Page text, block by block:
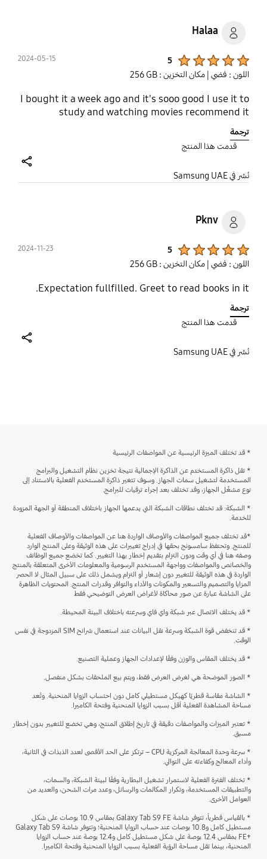
Halaa
5
2024-05-15
اللون : فضي | مكان التخزين : ‎256 GB‎
I bought it a week ago and it's sooo good I use it to
study and watching movies recommend it
ترجمة
قدمت هذا المنتج
نُشر في Samsung UAE
Pknv
5
2024-11-23
اللون : فضي | مكان التخزين : ‎256 GB‎
Expectation fullfilled. Greet to read books in it.
ترجمة
قدمت هذا المنتج
نُشر في Samsung UAE
* قد تختلف الميزة الرئيسية عن المواصفات الرئيسية
* تقل ذاكرة المستخدم عن الذاكرة الإجمالية نتيجة تخزين نظام التشغيل والبرامج
المستخدمة لتشغيل سمات الجهاز. وسوف تتغير ذاكرة المستخدم الفعلية بالاستناد إلى
نوع مشغِّل الجهاز، وقد تختلف بعد إجراء ترقيات للبرامج.
* الشبكة: قد تختلف نطاقات الشبكة التي يدعمها الجهاز باختلاف المنطقة أو الجهة المزودة
للخدمة.
*قد تختلف جميع المواصفات والأوصاف الواردة هنا عن المواصفات والأوصاف الفعلية
للمنتج. وتحتفظ سامسونج بحقها في إدراج تغييرات على هذه الوثيقة وعلى المنتج الوارد
وصفه هنا في أي وقت ودون التزام بتقديم إخطار بهذا التغيير. كما تخضع جميع الوظائف
والخصائص والمواصفات وواجهة المستخدم الرسومية والمعلومات الأخرى المتعلقة بالمنتج
الواردة في هذه الوثيقة للتغيير دون إشعار أو التزام ويشمل ذلك على سبيل المثال لا الحصر
المزايا والتصميم والتسعير والمكونات والأداء والتوافر وقدرات المنتج. المحتويات الظاهرة
على الشاشة عبارة عن صور محاكاة لأغراض العرض التوضيحي فقط
* قد يختلف الاتصال عبر شبكة واي فاي وسرعته باختلاف البيئة المحيطة.
* قد تنخفض قوة الشبكة وسرعة نقل البيانات عند استعمال شرائح SIM المزدوجة في نفس
الوقت.
* قد يختلف المقاس والوزن وفقًا لإعدادات الجهاز وعملية التصنيع.
* الصور الموضحة هي لغرض العرض فقط، ويتم بيع الملحقات بشكل منفصل.
* الشاشة مقاسة قطريًا كهيكل مستطيلي كامل دون احتساب الزوايا المنحنية. وتُعد
مساحة المشاهدة الفعلية أقل بسبب الزوايا المنحنية وفتحة الكاميرا.
* تعتبر الميزات والمواصفات دقيقة في تاريخ إطلاق المنتج، وهي تخضع للتغيير بدون إخطار
مسبق.
* سرعة وحدة المعالجة المركزية CPU – ترتكز على الحد الأقصى لعدد الذبذات في الثانية،
وأداء المعالج وكفاءته على التوالي.
* تختلف الفترة الفعلية لاستمرار تشغيل البطارية وفقًا لبيئة الشبكة، والسمات،
والتطبيقات المستخدمة، وتكرار المكالمات والرسائل، وعدد مرات الشحن، والعديد من
العوامل الأخرى.
* بالقياس قطرياً، تتوفر شاشة Galaxy Tab S9 FE بمقاس 10.9 بوصات على شكل
مستطيل كامل و10.8 بوصات عند حساب الزوايا المنحنية؛ وتتوفر شاشة Galaxy Tab S9
FE+‎ بمقاس 12.4 بوصة على شكل مستطيل كامل و12.4 بوصة عند حساب الزوايا
المنحنية، بينما تقل مساحة الرؤية الفعلية بسبب الزوايا المنحنية وفتحة الكاميرا.